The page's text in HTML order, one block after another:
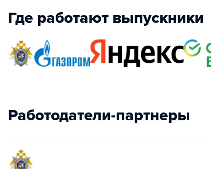
Где работают выпускники
Работодатели-партнеры